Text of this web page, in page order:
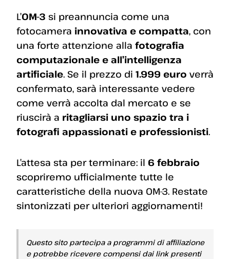
L’OM-3 si preannuncia come una
fotocamera innovativa e compatta, con
una forte attenzione alla fotografia
computazionale e all’intelligenza
artificiale. Se il prezzo di 1.999 euro verrà
confermato, sarà interessante vedere
come verrà accolta dal mercato e se
riuscirà a ritagliarsi uno spazio tra i
fotografi appassionati e professionisti.
L’attesa sta per terminare: il 6 febbraio
scopriremo ufficialmente tutte le
caratteristiche della nuova OM-3. Restate
sintonizzati per ulteriori aggiornamenti!
Questo sito partecipa a programmi di affiliazione
e potrebbe ricevere compensi dai link presenti